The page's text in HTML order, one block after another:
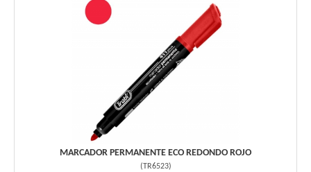
MARCADOR PERMANENTE ECO REDONDO ROJO
( TR6523)